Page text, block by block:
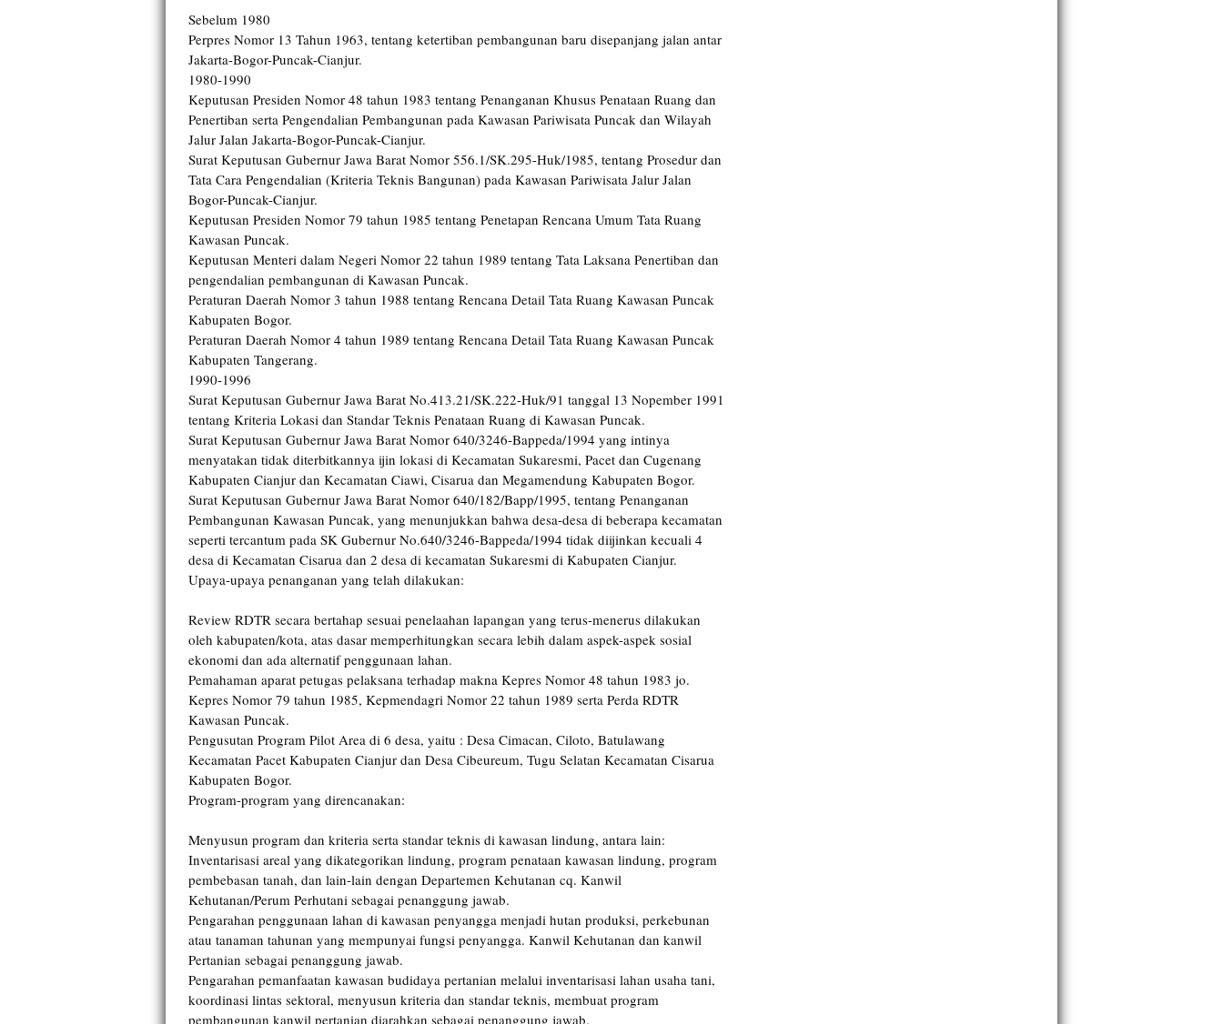
Sebelum 1980
Perpres Nomor 13 Tahun 1963, tentang ketertiban pembangunan baru disepanjang jalan antar
Jakarta-Bogor-Puncak-Cianjur.
1980-1990
Keputusan Presiden Nomor 48 tahun 1983 tentang Penanganan Khusus Penataan Ruang dan
Penertiban serta Pengendalian Pembangunan pada Kawasan Pariwisata Puncak dan Wilayah
Jalur Jalan Jakarta-Bogor-Puncak-Cianjur.
Surat Keputusan Gubernur Jawa Barat Nomor 556.1/SK.295-Huk/1985, tentang Prosedur dan
Tata Cara Pengendalian (Kriteria Teknis Bangunan) pada Kawasan Pariwisata Jalur Jalan
Bogor-Puncak-Cianjur.
Keputusan Presiden Nomor 79 tahun 1985 tentang Penetapan Rencana Umum Tata Ruang
Kawasan Puncak.
Keputusan Menteri dalam Negeri Nomor 22 tahun 1989 tentang Tata Laksana Penertiban dan
pengendalian pembangunan di Kawasan Puncak.
Peraturan Daerah Nomor 3 tahun 1988 tentang Rencana Detail Tata Ruang Kawasan Puncak
Kabupaten Bogor.
Peraturan Daerah Nomor 4 tahun 1989 tentang Rencana Detail Tata Ruang Kawasan Puncak
Kabupaten Tangerang.
1990-1996
Surat Keputusan Gubernur Jawa Barat No.413.21/SK.222-Huk/91 tanggal 13 Nopember 1991
tentang Kriteria Lokasi dan Standar Teknis Penataan Ruang di Kawasan Puncak.
Surat Keputusan Gubernur Jawa Barat Nomor 640/3246-Bappeda/1994 yang intinya
menyatakan tidak diterbitkannya ijin lokasi di Kecamatan Sukaresmi, Pacet dan Cugenang
Kabupaten Cianjur dan Kecamatan Ciawi, Cisarua dan Megamendung Kabupaten Bogor.
Surat Keputusan Gubernur Jawa Barat Nomor 640/182/Bapp/1995, tentang Penanganan
Pembangunan Kawasan Puncak, yang menunjukkan bahwa desa-desa di beberapa kecamatan
seperti tercantum pada SK Gubernur No.640/3246-Bappeda/1994 tidak diijinkan kecuali 4
desa di Kecamatan Cisarua dan 2 desa di kecamatan Sukaresmi di Kabupaten Cianjur.
Upaya-upaya penanganan yang telah dilakukan:
Review RDTR secara bertahap sesuai penelaahan lapangan yang terus-menerus dilakukan
oleh kabupaten/kota, atas dasar memperhitungkan secara lebih dalam aspek-aspek sosial
ekonomi dan ada alternatif penggunaan lahan.
Pemahaman aparat petugas pelaksana terhadap makna Kepres Nomor 48 tahun 1983 jo.
Kepres Nomor 79 tahun 1985, Kepmendagri Nomor 22 tahun 1989 serta Perda RDTR
Kawasan Puncak.
Pengusutan Program Pilot Area di 6 desa, yaitu : Desa Cimacan, Ciloto, Batulawang
Kecamatan Pacet Kabupaten Cianjur dan Desa Cibeureum, Tugu Selatan Kecamatan Cisarua
Kabupaten Bogor.
Program-program yang direncanakan:
Menyusun program dan kriteria serta standar teknis di kawasan lindung, antara lain:
Inventarisasi areal yang dikategorikan lindung, program penataan kawasan lindung, program
pembebasan tanah, dan lain-lain dengan Departemen Kehutanan cq. Kanwil
Kehutanan/Perum Perhutani sebagai penanggung jawab.
Pengarahan penggunaan lahan di kawasan penyangga menjadi hutan produksi, perkebunan
atau tanaman tahunan yang mempunyai fungsi penyangga. Kanwil Kehutanan dan kanwil
Pertanian sebagai penanggung jawab.
Pengarahan pemanfaatan kawasan budidaya pertanian melalui inventarisasi lahan usaha tani,
koordinasi lintas sektoral, menyusun kriteria dan standar teknis, membuat program
pembangunan kanwil pertanian diarahkan sebagai penanggung jawab.